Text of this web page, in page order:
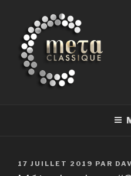
contenu
principal
PUBLIÉ
17 JUILLET 2019 PAR